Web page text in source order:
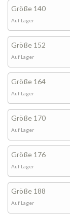
Größe 140
Auf Lager
Größe 152
Auf Lager
Größe 164
Auf Lager
Größe 170
Auf Lager
Größe 176
Auf Lager
Größe 188
Auf Lager